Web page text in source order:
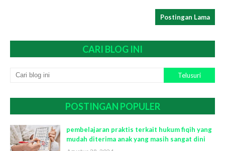
Postingan Lama
CARI BLOG INI
POSTINGAN POPULER
pembelajaran praktis terkait hukum fiqih yang
mudah diterima anak yang masih sangat dini